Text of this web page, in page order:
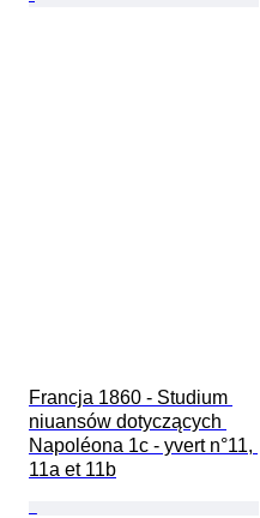
Francja 1860 - Studium
niuansów dotyczących
Napoléona 1c - yvert n°11,
11a et 11b